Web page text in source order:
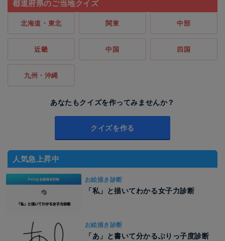
都道府県のご当地クイズ
北海道・東北 関東 中部
近畿 中国 四国
九州・沖縄
あなたもクイズを作ってみませんか？
クイズを作る
人気急上昇中
お絵描き診断
「私」と描いてわかる女子力診断
お絵描き診断
「あ」と書いて分かるぶりっ子度診断